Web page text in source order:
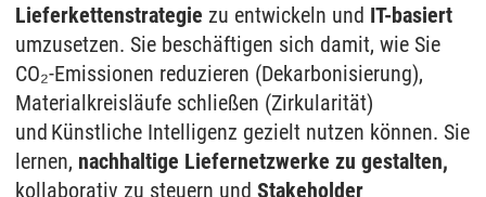
Lieferkettenstrategie zu entwickeln und IT-basiert
umzusetzen. Sie beschäftigen sich damit, wie Sie
CO₂-Emissionen reduzieren (Dekarbonisierung),
Materialkreisläufe schließen (Zirkularität)
und Künstliche Intelligenz gezielt nutzen können. Sie
lernen, nachhaltige Liefernetzwerke zu gestalten,
kollaborativ zu steuern und Stakeholder